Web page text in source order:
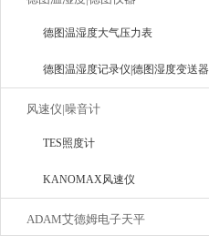
德图温湿度大气压力表
德图温湿度记录仪|德图湿度变送器
风速仪|噪音计
TES照度计
KANOMAX风速仪
ADAM艾德姆电子天平